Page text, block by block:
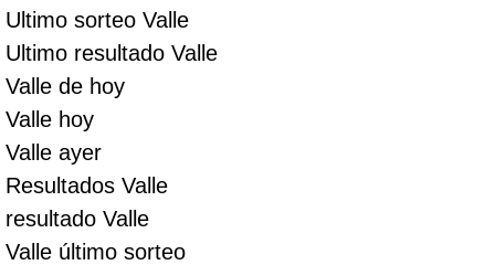
Ultimo sorteo Valle
Ultimo resultado Valle
Valle de hoy
Valle hoy
Valle ayer
Resultados Valle
resultado Valle
Valle último sorteo